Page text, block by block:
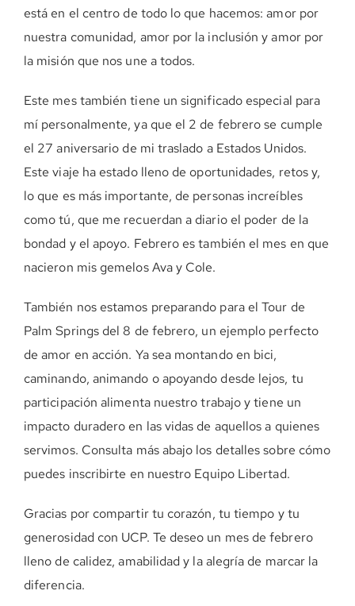
está en el centro de todo lo que hacemos: amor por
nuestra comunidad, amor por la inclusión y amor por
la misión que nos une a todos.
Este mes también tiene un significado especial para
mí personalmente, ya que el 2 de febrero se cumple
el 27 aniversario de mi traslado a Estados Unidos.
Este viaje ha estado lleno de oportunidades, retos y,
lo que es más importante, de personas increíbles
como tú, que me recuerdan a diario el poder de la
bondad y el apoyo. Febrero es también el mes en que
nacieron mis gemelos Ava y Cole.
También nos estamos preparando para el Tour de
Palm Springs del 8 de febrero, un ejemplo perfecto
de amor en acción. Ya sea montando en bici,
caminando, animando o apoyando desde lejos, tu
participación alimenta nuestro trabajo y tiene un
impacto duradero en las vidas de aquellos a quienes
servimos. Consulta más abajo los detalles sobre cómo
puedes inscribirte en nuestro Equipo Libertad.
Gracias por compartir tu corazón, tu tiempo y tu
generosidad con UCP. Te deseo un mes de febrero
lleno de calidez, amabilidad y la alegría de marcar la
diferencia.